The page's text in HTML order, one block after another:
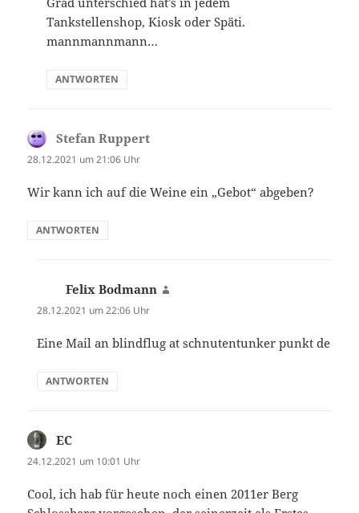
Tankstellenshop, Kiosk oder Späti.
mannmannmann…
ANTWORTEN
Stefan Ruppert
28.12.2021 um 21:06 Uhr
Wir kann ich auf die Weine ein „Gebot“ abgeben?
ANTWORTEN
Felix Bodmann
28.12.2021 um 22:06 Uhr
Eine Mail an blindflug at schnutentunker punkt de
ANTWORTEN
EC
24.12.2021 um 10:01 Uhr
Cool, ich hab für heute noch einen 2011er Berg